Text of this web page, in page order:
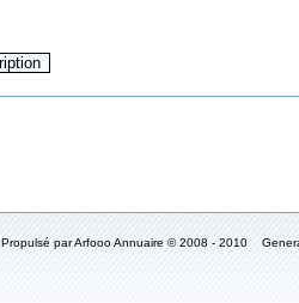
Propulsé par Arfooo Annuaire © 2008 - 2010